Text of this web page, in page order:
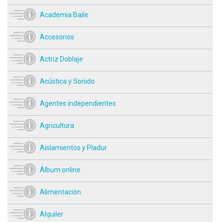
Academia Baile
Accesorios
Actriz Doblaje
Acústica y Sonido
Agentes independientes
Agricultura
Aislamientos y Pladur
Álbum online
Alimentación
Alquiler